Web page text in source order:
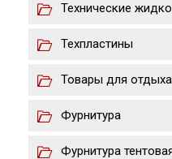
Технические
Техпластины
Товары для отдыха
Фурнитура
Фурнитура